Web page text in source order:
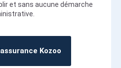
et sans aucune démarche
Kozoo